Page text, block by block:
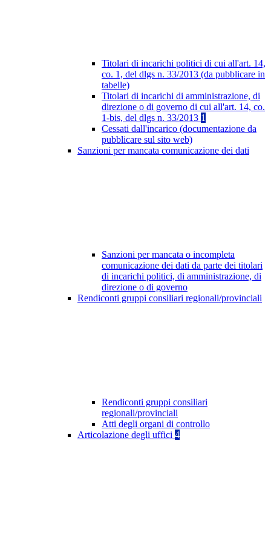
Titolari di incarichi politici di cui all'art. 14,
co. 1, del dlgs n. 33/2013 (da pubblicare in
tabelle)
Titolari di incarichi di amministrazione, di
direzione o di governo di cui all'art. 14, co.
1-bis, del dlgs n. 33/2013 1
Cessati dall'incarico (documentazione da
pubblicare sul sito web)
Sanzioni per mancata comunicazione dei dati
Sanzioni per mancata o incompleta
comunicazione dei dati da parte dei titolari
di incarichi politici, di amministrazione, di
direzione o di governo
Rendiconti gruppi consiliari regionali/provinciali
Rendiconti gruppi consiliari
regionali/provinciali
Atti degli organi di controllo
Articolazione degli uffici 4